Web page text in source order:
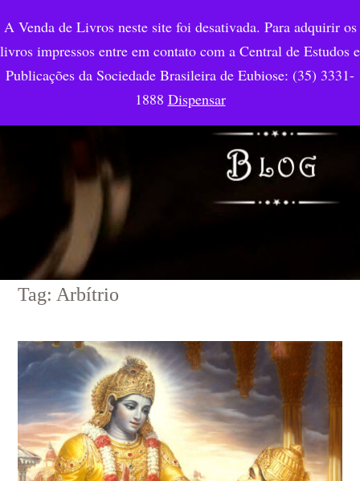
Tag: Arbítrio
A Venda de Livros neste site foi desativada. Para adquirir os
livros impressos entre em contato com a Central de Estudos e
Publicações da Sociedade Brasileira de Eubiose: (35) 3331-
1888 Dispensar